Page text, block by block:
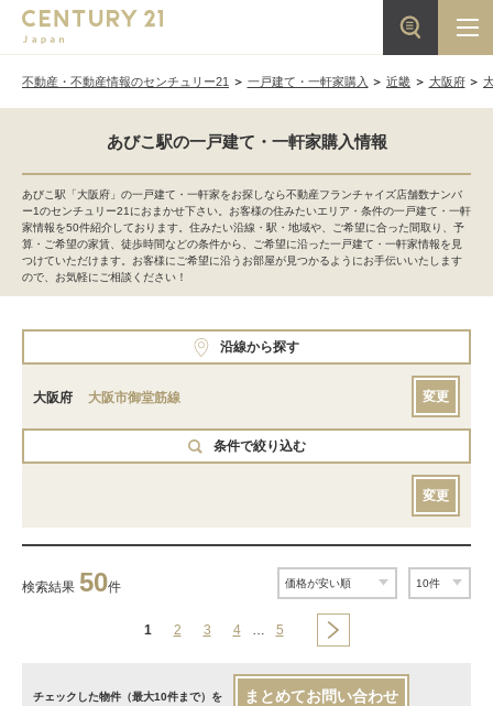
不動産・不動産情報のセンチュリー21 一戸建て・一軒家購入 近畿 大阪府
あびこ駅の一戸建て・一軒家購入情報
あびこ駅「大阪府」の一戸建て・一軒家をお探しなら不動産フランチャイズ店舗数ナンバ
ー1のセンチュリー21におまかせ下さい。お客様の住みたいエリア・条件の一戸建て・一軒
家情報を50件紹介しております。住みたい沿線・駅・地域や、ご希望に合った間取り、予
算・ご希望の家賃、徒歩時間などの条件から、ご希望に沿った一戸建て・一軒家情報を見
つけていただけます。お客様にご希望に沿うお部屋が見つかるようにお手伝いいたします
ので、お気軽にご相談ください！
沿線から探す
大阪府 大阪市御堂筋線 変更
条件で絞り込む
変更
検索結果 50件
1 2 3 4 … 5
チェックした物件（最大10件まで）を まとめてお問い合わせ